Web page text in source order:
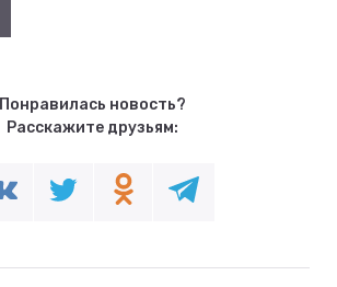
Понравилась новость?
Расскажите друзьям: